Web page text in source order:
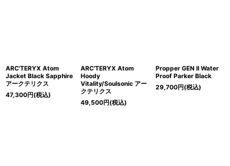
ARC'TERYX Atom
Jacket Black Sapphire
アークテリクス
47,300円(税込)
ARC'TERYX Atom
Hoody
Vitality/Soulsonic アー
クテリクス
49,500円(税込)
Propper GEN II Water
Proof Parker Black
29,700円(税込)